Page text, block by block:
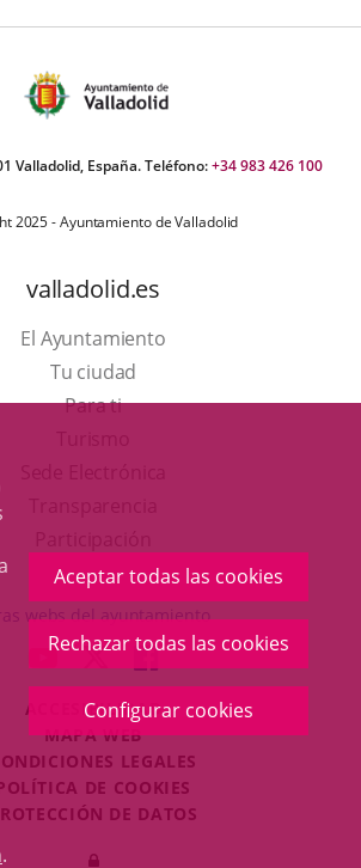
.
Aceptar todas las cookies
Rechazar todas las cookies
Configurar cookies
Valladolid, España. Teléfono:+34 983 426 100
2025 - Ayuntamiento de Valladolid
valladolid.es
El Ayuntamiento
Tu ciudad
Para ti
en
una
ventana
nueva.
aplicación
externa.
webs del ayuntamiento
ENLACE
A
UNA
APLICACIÓN
EXTERNA.
ENLACE
A
UNA
APLICACIÓN
EXTERNA.
ENLACE
A
UNA
EXTERNA.
ACCESIBILIDAD
MAPA WEB
LEGALES
DE COOKIES
DE DATOS
Iniciar